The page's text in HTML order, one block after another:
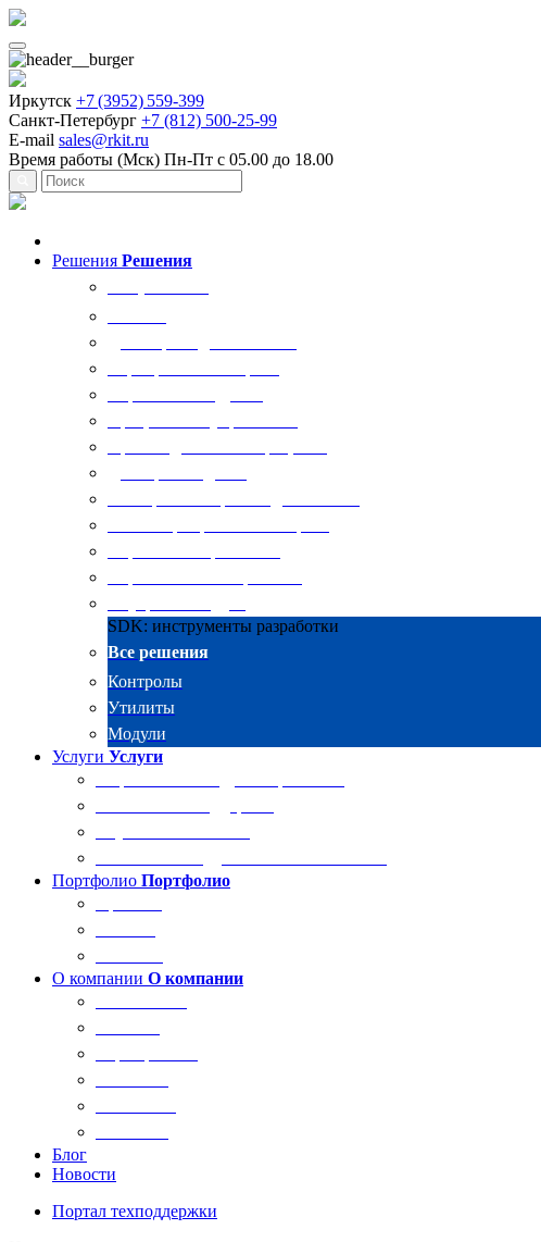
Иркутск +7 (3952) 559-399
Санкт-Петербург +7 (812) 500-25-99
E-mail sales@rkit.ru
Время работы (Мск) Пн-Пт с 05.00 до 18.00
Решения Решения
SDK: инструменты разработки
Все решения
Контролы
Утилиты
Модули
Услуги Услуги
Портфолио Портфолио
О компании О компании
Блог
Новости
Портал техподдержки